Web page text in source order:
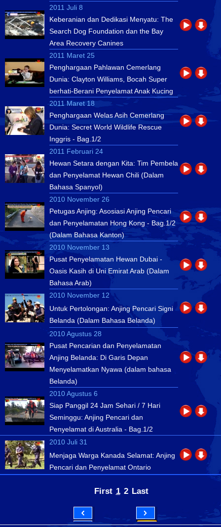
2011 Juli 8
Keberanian dan Dedikasi Menyatu: The
Search Dog Foundation dan the Bay
Area Recovery Canines
2011 Maret 25
Penghargaan Pahlawan Cemerlang
Dunia: Clayton Williams, Bocah Super
berhati-Berani Penyelamat Anak Kucing
2011 Maret 18
Penghargaan Welas Asih Cemerlang
Dunia: Secret World Wildlife Rescue
Inggris - Bag.1/2
2011 Februari 24
Hewan Setara dengan Kita: Tim Pembela
dan Penyelamat Hewan Chili (Dalam
Bahasa Spanyol)
2010 November 26
Petugas Anjing: Asosiasi Anjing Pencari
dan Penyelamatan Hong Kong - Bag.1/2
(Dalam Bahasa Kanton)
2010 November 13
Pusat Penyelamatan Hewan Dubai -
Oasis Kasih di Uni Emirat Arab (Dalam
Bahasa Arab)
2010 November 12
Untuk Pertolongan: Anjing Pencari Signi
Belanda (Dalam Bahasa Belanda)
2010 Agustus 28
Pusat Pencarian dan Penyelamatan
Anjing Belanda: Di Garis Depan
Menyelamatkan Nyawa (dalam bahasa
Belanda)
2010 Agustus 6
Siap Panggil 24 Jam Sehari / 7 Hari
Seminggu: Anjing Pencari dan
Penyelamat di Australia - Bag.1/2
2010 Juli 31
Menjaga Warga Kanada Selamat: Anjing
Pencari dan Penyelamat Ontario
First 1 2 Last